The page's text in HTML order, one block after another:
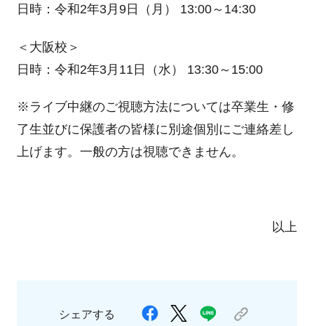
日時：令和2年3月9日（月） 13:00～14:30
＜大阪校＞
日時：令和2年3月11日（水） 13:30～15:00
※ライブ中継のご視聴方法については卒業生・修
了生並びに保護者の皆様に別途個別にご連絡差し
上げます。一般の方は視聴できません。
以上
シェアする